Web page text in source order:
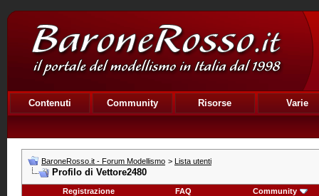
Contenuti Community Risorse Varie
BaroneRosso.it - Forum Modellismo > Lista utenti
Profilo di Vettore2480
Registrazione FAQ Community